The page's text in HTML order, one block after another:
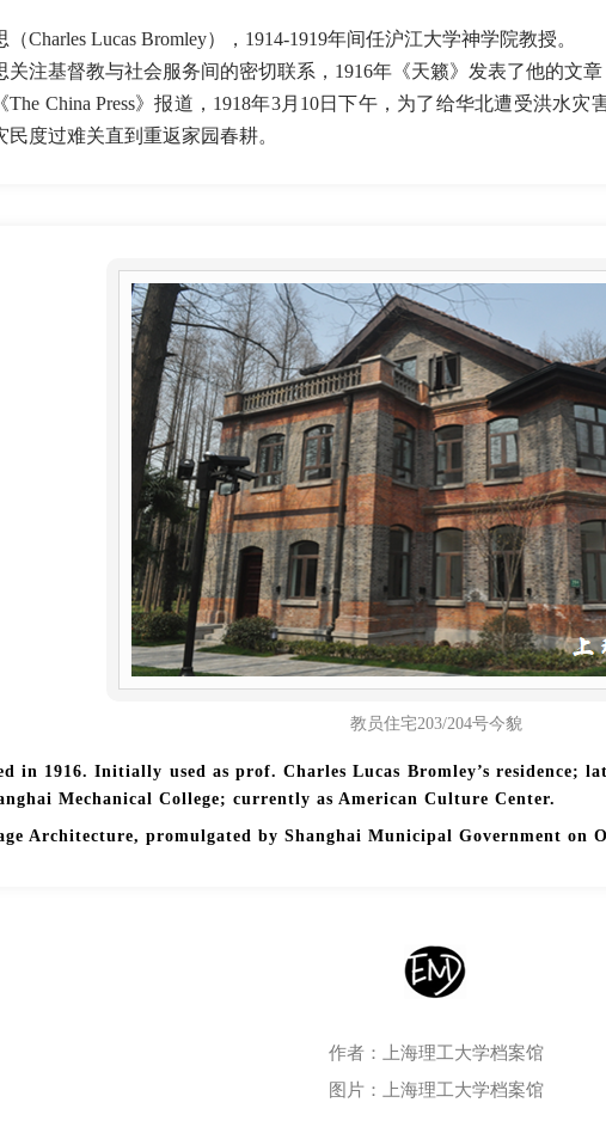
（Charles Lucas Bromley），1914-1919年间任沪江大学神学院教授。
关注基督教与社会服务间的密切联系，1916年《天籁》发表了他的文章
The China Press》报道，1918年3月10日下午，为了给华北遭受洪水
民度过难关直到重返家园春耕。
教员住宅203/204号今貌
in 1916. Initially used as prof. Charles Lucas Bromley’s residence;
Mechanical College; currently as American Culture Center.
Architecture, promulgated by Shanghai Municipal Government on
作者：上海理工大学档案馆
图片：上海理工大学档案馆